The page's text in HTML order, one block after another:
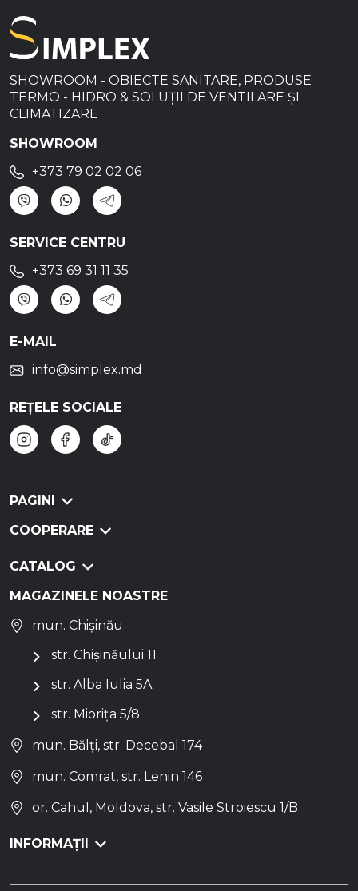
SHOWROOM - OBIECTE SANITARE, PRODUSE
TERMO - HIDRO & SOLUȚII DE VENTILARE ȘI
CLIMATIZARE
SHOWROOM
+373 79 02 02 06
SERVICE CENTRU
+373 69 31 11 35
E-MAIL
info@simplex.md
REȚELE SOCIALE
PAGINI
COOPERARE
CATALOG
MAGAZINELE NOASTRE
mun. Chișinău
str. Chișinăului 11
str. Alba Iulia 5A
str. Miorița 5/8
mun. Bălți, str. Decebal 174
mun. Comrat, str. Lenin 146
or. Cahul, Moldova, str. Vasile Stroiescu 1/B
INFORMAȚII